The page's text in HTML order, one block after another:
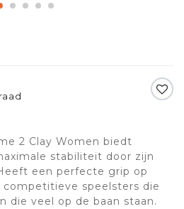
2 Clay Women biedt
stabiliteit door zijn
een perfecte grip op
competitieve speelsters die
die veel op de baan staan.